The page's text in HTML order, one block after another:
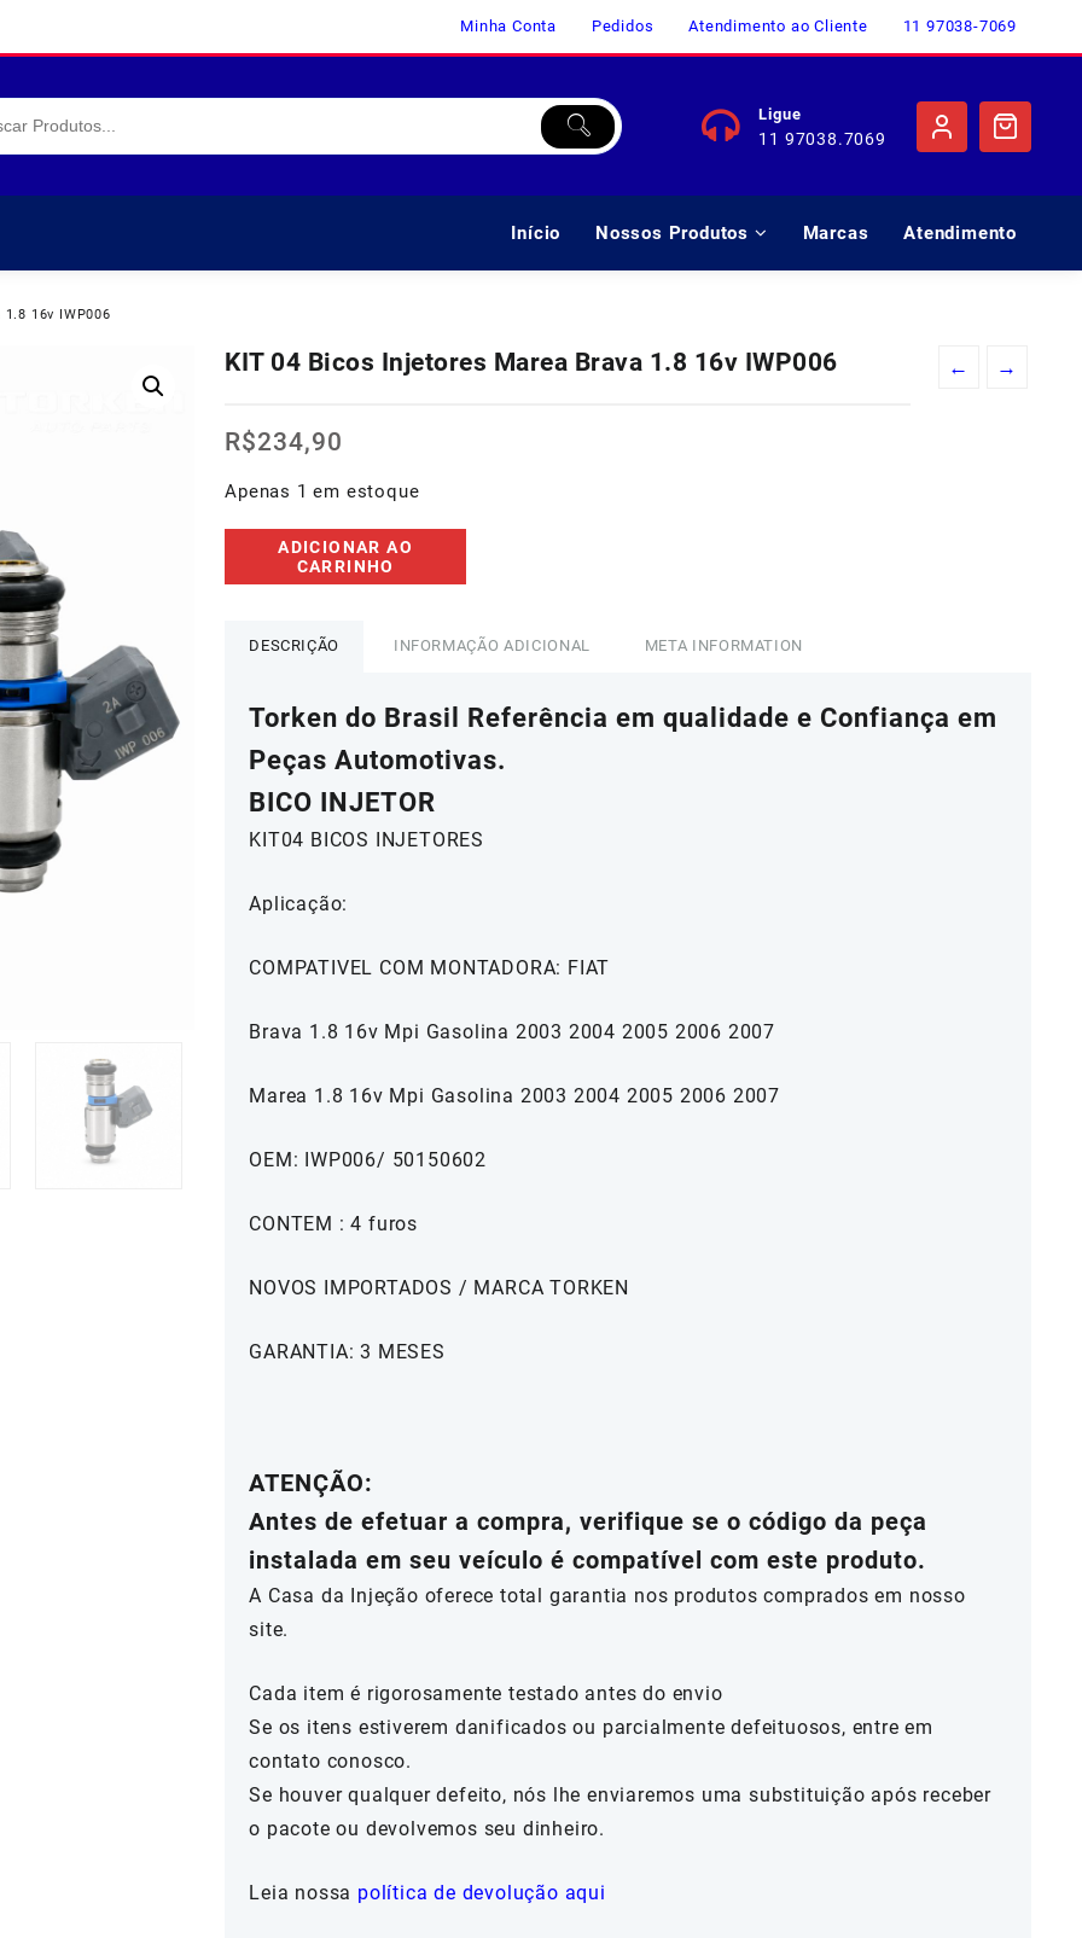
Minha Conta Pedidos Atendimento ao Cliente 11 97038-7069
Ligue
11 97038.7069
Início Nossos Produtos Marcas Atendimento
16v IWP006
← →
KIT 04 Bicos Injetores Marea Brava 1.8 16v IWP006
R$234,90
Apenas 1 em estoque
Bicos
Marea
16v
quantidade
ADICIONAR AO
CARRINHO
DESCRIÇÃO INFORMAÇÃO ADICIONAL META INFORMATION
Torken do Brasil Referência em qualidade e Confiança em
Peças Automotivas.
BICO INJETOR
KIT04 BICOS INJETORES
Aplicação:
COMPATIVEL COM MONTADORA: FIAT
Brava 1.8 16v Mpi Gasolina 2003 2004 2005 2006 2007
Marea 1.8 16v Mpi Gasolina 2003 2004 2005 2006 2007
OEM: IWP006/ 50150602
CONTEM : 4 furos
NOVOS IMPORTADOS / MARCA TORKEN
GARANTIA: 3 MESES
ATENÇÃO:
Antes de efetuar a compra, verifique se o código da peça
instalada em seu veículo é compatível com este produto.
A Casa da Injeção oferece total garantia nos produtos comprados em nosso
site.
Cada item é rigorosamente testado antes do envio
Se os itens estiverem danificados ou parcialmente defeituosos, entre em
contato conosco.
Se houver qualquer defeito, nós lhe enviaremos uma substituição após receber
o pacote ou devolvemos seu dinheiro.
Leia nossa política de devolução aqui